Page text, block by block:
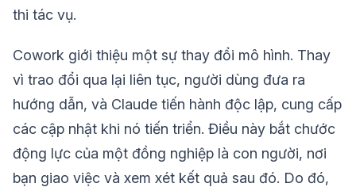
thi tác vụ.
Cowork giới thiệu một sự thay đổi mô hình. Thay
vì trao đổi qua lại liên tục, người dùng đưa ra
hướng dẫn, và Claude tiến hành độc lập, cung cấp
các cập nhật khi nó tiến triển. Điều này bắt chước
động lực của một đồng nghiệp là con người, nơi
bạn giao việc và xem xét kết quả sau đó. Do đó,